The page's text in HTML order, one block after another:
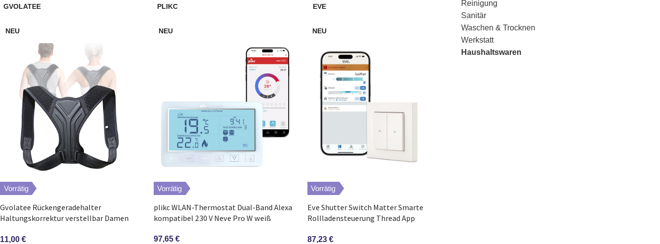
GVOLATEE
NEU
Vorrätig
Gvolatee Rückengeradehalter
Haltungskorrektur verstellbar Damen
11,00 €
PLIKC
NEU
Vorrätig
plikc WLAN-Thermostat Dual-Band Alexa
kompatibel 230 V Neve Pro W weiß
97,65 €
EVE
NEU
Vorrätig
Eve Shutter Switch Matter Smarte
Rollladensteuerung Thread App
87,23 €
Reinigung
Sanitär
Waschen & Trocknen
Werkstatt
Haushaltswaren